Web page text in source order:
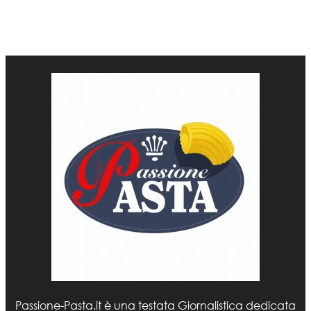
Passione-Pasta.it è una testata Giornalistica dedicata